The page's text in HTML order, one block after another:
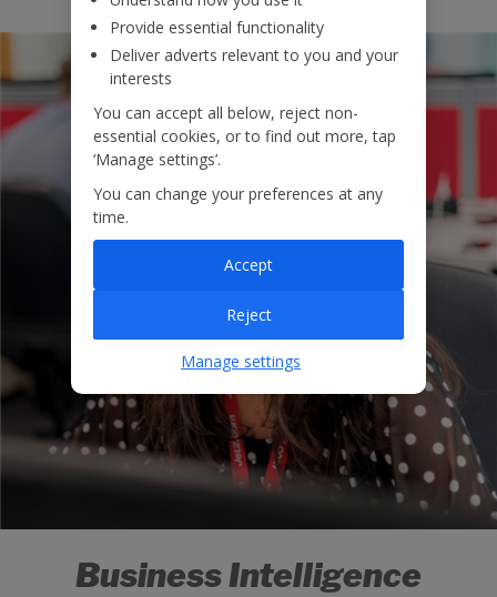
Business Intelligence
Provide essential functionality
Deliver adverts relevant to you and your
interests
You can accept all below, reject non-
essential cookies, or to find out more, tap
‘Manage settings’.
You can change your preferences at any
time.
Reject
Accept
Manage settings